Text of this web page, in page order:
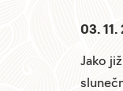
03. 11.
Jako